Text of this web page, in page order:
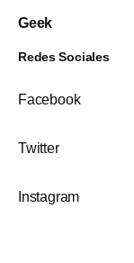
Geek
Redes Sociales
Facebook
Twitter
Instagram